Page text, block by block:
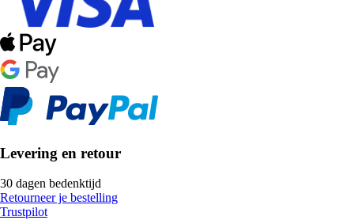
Levering en retour
30 dagen bedenktijd
Retourneer je bestelling
Trustpilot